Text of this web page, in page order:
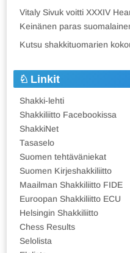
Vitaly Sivuk voitti XXXIV
Keinänen paras
Kutsu shakkituomarien
Linkit
Shakki-lehti
Shakkiliitto Facebookissa
ShakkiNet
Tasaselo
Suomen tehtäväniekat
Suomen Kirjeshakkiliitto
Maailman Shakkiliitto FIDE
Euroopan Shakkiliitto ECU
Helsingin Shakkiliitto
Chess Results
Selolista